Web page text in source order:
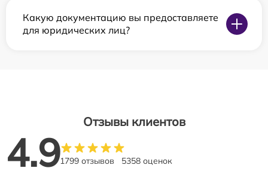
Какую документацию вы предоставляете
для юридических лиц?
Отзывы клиентов
4.91799 отзывов 5358 оценок